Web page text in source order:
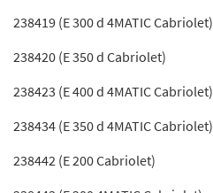
238419 (E 300 d 4MATIC Cabriolet)
238420 (E 350 d Cabriolet)
238423 (E 400 d 4MATIC Cabriolet)
238434 (E 350 d 4MATIC Cabriolet)
238442 (E 200 Cabriolet)